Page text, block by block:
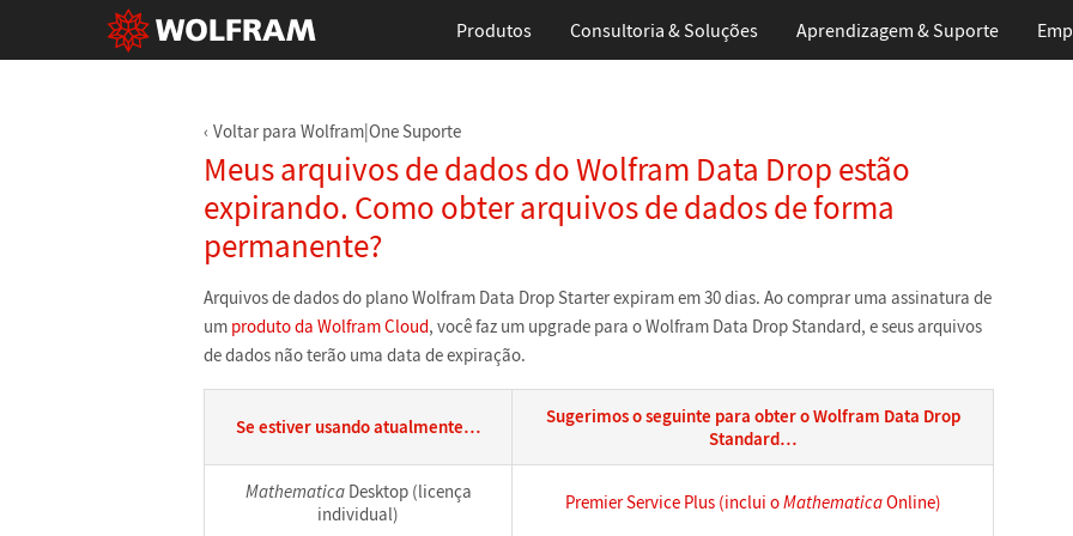
Produtos Consultoria & Soluções Aprendizagem & Suporte
Voltar para Wolfram|One Suporte
Meus arquivos de dados do Wolfram Data Drop estão
expirando. Como obter arquivos de dados de forma
permanente?
Arquivos de dados do plano Wolfram Data Drop Starter expiram em 30 dias. Ao comprar uma assinatura de
um produto da Wolfram Cloud, você faz um upgrade para o Wolfram Data Drop Standard, e seus arquivos
de dados não terão uma data de expiração.
Se estiver usando atualmente…
Sugerimos o seguinte para obter o Wolfram Data Drop
Standard…
MathematicaDesktop (licença
individual)
Premier Service Plus (inclui oMathematicaOnline)